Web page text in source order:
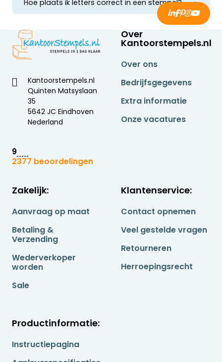
letter stempels met een grotere letterhoogte
Hoe plaats ik letters correct in een stempel?
Plaats de letters altijd in spiegelbeeld op de
tekstplaat. Zo verschijnt de tekst correct in de
afdruk.
Kantoorstempels.nl
Quinten Matsyslaan
35
5642 JC Eindhoven
Nederland
9
2377 beoordelingen
Over
Kantoorstempels.nl
Over ons
Bedrijfsgegevens
Extra informatie
Onze vacatures
Zakelijk:
Aanvraag op maat
Betaling &
Verzending
Wederverkoper
worden
Sale
Klantenservice:
Contact opnemen
Veel gestelde vragen
Retourneren
Herroepingsrecht
Productinformatie:
Instructiepagina